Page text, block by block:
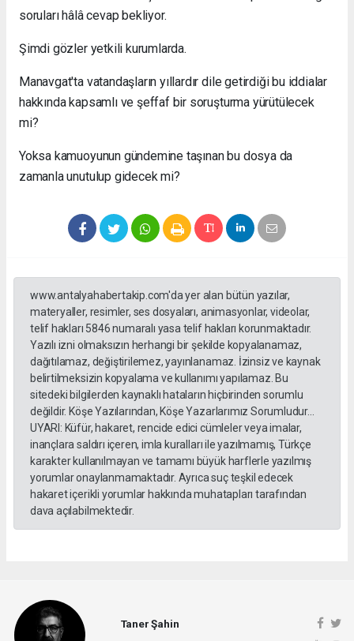
soruları hâlâ cevap bekliyor.
Şimdi gözler yetkili kurumlarda.
Manavgat'ta vatandaşların yıllardır dile getirdiği bu iddialar
hakkında kapsamlı ve şeffaf bir soruşturma yürütülecek
mi?
Yoksa kamuoyunun gündemine taşınan bu dosya da
zamanla unutulup gidecek mi?
www.antalyahabertakip.com'da yer alan bütün yazılar,
materyaller, resimler, ses dosyaları, animasyonlar, videolar,
telif hakları 5846 numaralı yasa telif hakları korunmaktadır.
Yazılı izni olmaksızın herhangi bir şekilde kopyalanamaz,
dağıtılamaz, değiştirilemez, yayınlanamaz. İzinsiz ve kaynak
belirtilmeksizin kopyalama ve kullanımı yapılamaz. Bu
sitedeki bilgilerden kaynaklı hataların hiçbirinden sorumlu
değildir. Köşe Yazılarından, Köşe Yazarlarımız Sorumludur...
UYARI: Küfür, hakaret, rencide edici cümleler veya imalar,
inançlara saldırı içeren, imla kuralları ile yazılmamış, Türkçe
karakter kullanılmayan ve tamamı büyük harflerle yazılmış
yorumlar onaylanmamaktadır. Ayrıca suç teşkil edecek
hakaret içerikli yorumlar hakkında muhatapları tarafından
dava açılabilmektedir.
Taner Şahin